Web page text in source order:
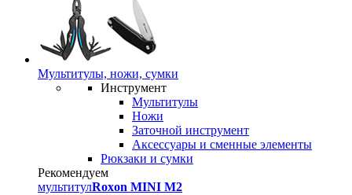
Мультитулы, ножи, сумки
Инструмент
Мультитулы
Ножи
Заточной инструмент
Аксессуары и сменные элементы
Рюкзаки и сумки
Рекомендуем
мультитулRoxon MINI M2